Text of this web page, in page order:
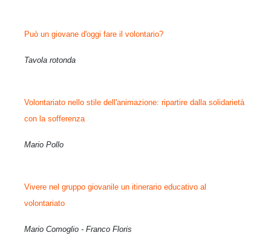
Può un giovane d'oggi fare il volontario?
Tavola rotonda
Volontariato nello stile dell'animazione: ripartire dalla solidarietà
con la sofferenza
Mario Pollo
Vivere nel gruppo giovanile un itinerario educativo al
volontariato
Mario Comoglio - Franco Floris